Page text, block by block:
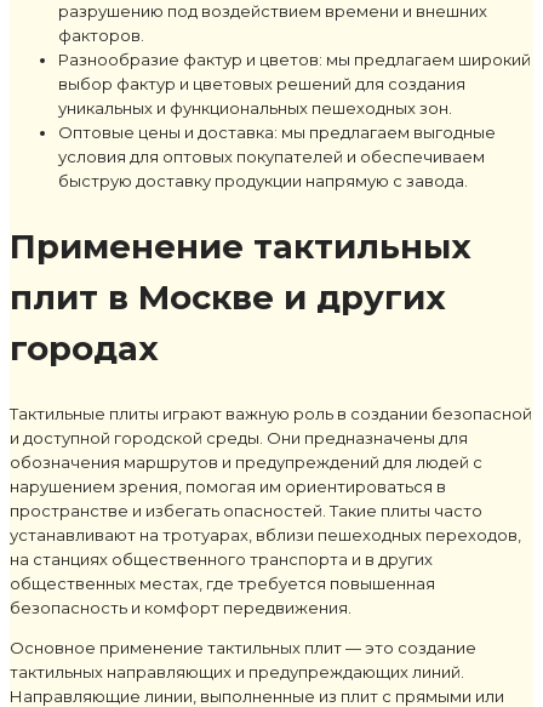
разрушению под воздействием времени и внешних
факторов.
Разнообразие фактур и цветов: мы предлагаем широкий
выбор фактур и цветовых решений для создания
уникальных и функциональных пешеходных зон.
Оптовые цены и доставка: мы предлагаем выгодные
условия для оптовых покупателей и обеспечиваем
быструю доставку продукции напрямую с завода.
Применение тактильных
плит в Москве и других
городах
Тактильные плиты играют важную роль в создании безопасной
и доступной городской среды. Они предназначены для
обозначения маршрутов и предупреждений для людей с
нарушением зрения, помогая им ориентироваться в
пространстве и избегать опасностей. Такие плиты часто
устанавливают на тротуарах, вблизи пешеходных переходов,
на станциях общественного транспорта и в других
общественных местах, где требуется повышенная
безопасность и комфорт передвижения.
Основное применение тактильных плит — это создание
тактильных направляющих и предупреждающих линий.
Направляющие линии, выполненные из плит с прямыми или